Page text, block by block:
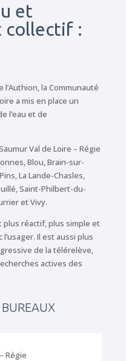
et
collectif :
la Communauté
a mis en place un
l’eau et de
Val de Loire – Régie
Blou, Brain-sur-
La Lande-Chasles,
Saint-Philbert-du-
et Vivy.
réactif, plus simple et
Il est aussi plus
de la télérelève,
actives des
BUREAUX
Régie